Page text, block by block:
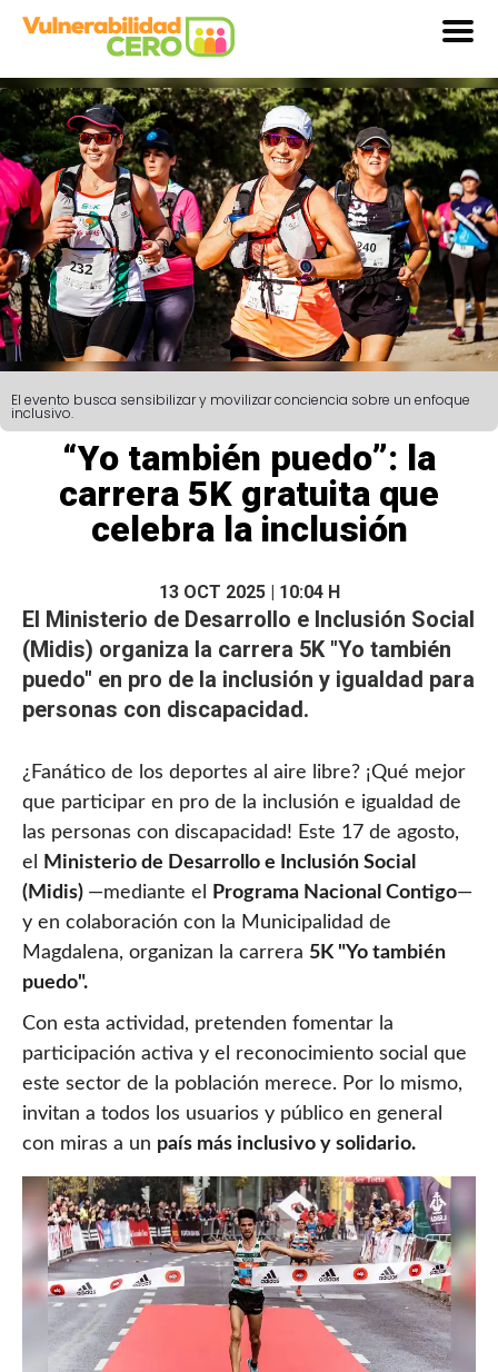
El evento busca sensibilizar y movilizar conciencia sobre un enfoque
inclusivo.
“Yo también puedo”: la
carrera 5K gratuita que
celebra la inclusión
13 OCT 2025 | 10:04 H
El Ministerio de Desarrollo e Inclusión Social
(Midis) organiza la carrera 5K "Yo también
puedo" en pro de la inclusión y igualdad para
personas con discapacidad.
¿Fanático de los deportes al aire libre? ¡Qué mejor
que participar en pro de la inclusión e igualdad de
las personas con discapacidad! Este 17 de agosto,
el
Ministerio de Desarrollo e Inclusión Social
(Midis) —mediante el Programa Nacional Contigo—
y en colaboración con la Municipalidad de
Magdalena, organizan la carrera 5K "Yo también
puedo".
Con esta actividad, pretenden fomentar la
participación activa y el reconocimiento social que
este sector de la población merece. Por lo mismo,
invitan a todos los usuarios y público en general
con miras a un país más inclusivo y solidario.